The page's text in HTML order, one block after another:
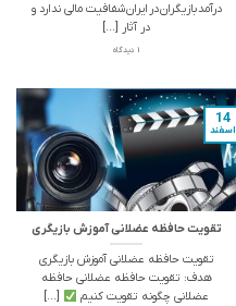
درآمد بازیگران در ایران شفافیت مالی ندارد و
در آثار [...]
1 دیدگاه
تقویت حافظه عضلانی آموزش بازیگری
تقویت حافظه عضلانی آموزش بازیگری
هدف: تقویت حافظه عضلانی حافظه
عضلانی چگونه تقویت کنیم
[...]
14
اسفند